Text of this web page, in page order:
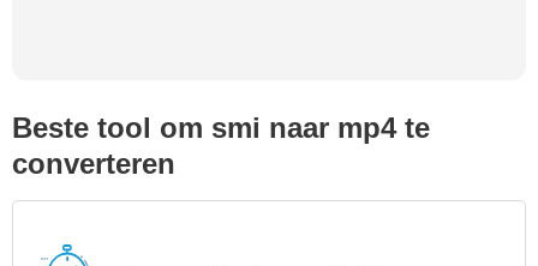
Beste tool om smi naar mp4 te
converteren